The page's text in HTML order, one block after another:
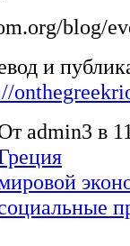
blog/
и
admin3 в